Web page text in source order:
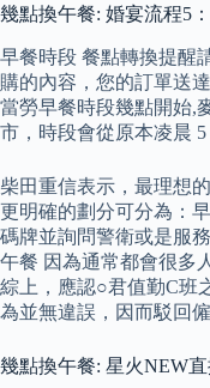
幾點換午餐: 婚宴流程5
早餐時段 餐點轉換提醒
購的內容，您的訂單送
當勞早餐時段幾點開始,
市，時段會從原本凌晨 5
柴田重信表示，最理想
更明確的劃分可分為：
碼牌並詢問警衛或是服
午餐 因為通常都會很多
綜上，應認○君值勤C班
為並無違誤，因而駁回僱
幾點換午餐: 星火NEW